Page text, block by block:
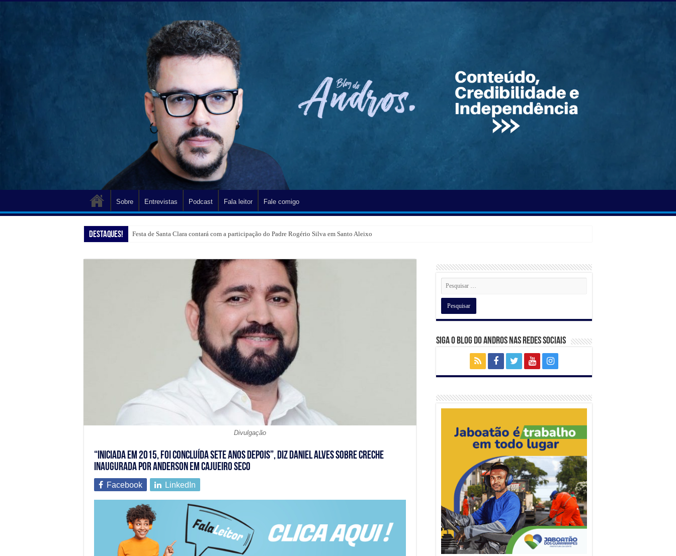
Sobre Entrevistas Podcast Fala leitor Fale comigo
Destaques! Festa de Santa Clara contará com a participação do Padre Rogério Silva em Santo Aleixo
Shopping Guararapes presenteia clientes com camiseta da Broomer nas compras para o Dia dos Pais
Divulgação
“Iniciada em 2015, foi concluída sete anos depois”, diz Daniel Alves sobre creche
inaugurada por Anderson em Cajueiro Seco
Facebook LinkedIn
Siga o Blog do Andros nas Redes Sociais